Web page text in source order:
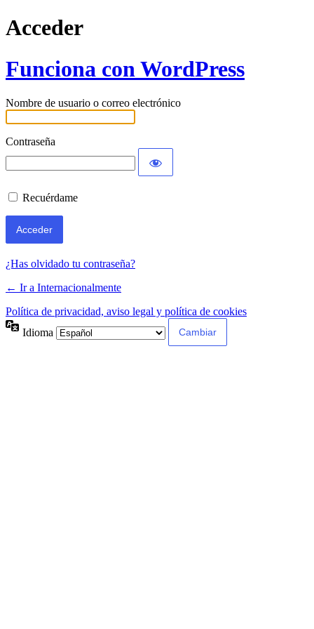
Acceder
Funciona con WordPress
Nombre de usuario o correo electrónico
Contraseña
Recuérdame
¿Has olvidado tu contraseña?
← Ir a Internacionalmente
Política de privacidad, aviso legal y política de cookies
Idioma